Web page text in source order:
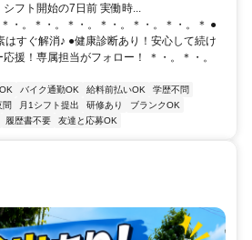
フト開始の7日前 実働時...
・。＊・。＊・。＊・。＊・。＊・。＊ ●
はすぐ解消♪ ●健康診断あり！安心して続け
援！専属担当がフォロー！ ＊・。＊・。
バイク通勤OK 給料前払いOK
学歴不問
間 月1シフト提出 研修あり
ブランクOK
履歴書不要 友達と応募OK